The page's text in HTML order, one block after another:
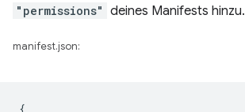
"permissions" deines Manifests hinzu.
manifest.json:
{